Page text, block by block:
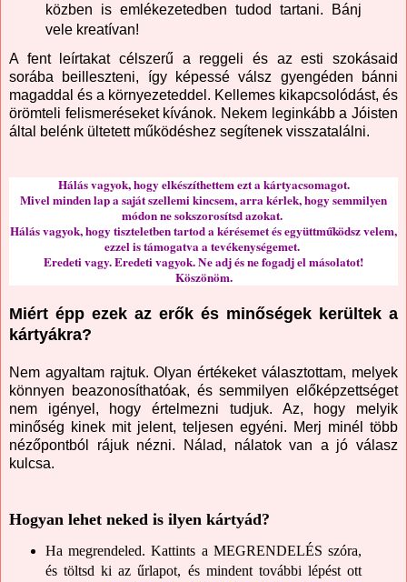
közben is emlékezetedben tudod tartani. Bánj
vele kreatívan!
A fent leírtakat célszerű a reggeli és az esti szokásaid
sorába beilleszteni, így képessé válsz gyengéden bánni
magaddal és a környezeteddel. Kellemes kikapcsolódást, és
örömteli felismeréseket kívánok. Nekem leginkább a Jóisten
által belénk ültetett működéshez segítenek visszatalálni.
Hálás vagyok, hogy elkészíthettem ezt a kártyacsomagot.
Mivel minden lap a saját szellemi kincsem, arra kérlek, hogy semmilyen
módon ne sokszorosítsd azokat.
Hálás vagyok, hogy tiszteletben tartod a kérésemet és együttműködsz velem,
ezzel is támogatva a tevékenységemet.
Eredeti vagy. Eredeti vagyok. Ne adj és ne fogadj el másolatot!
Köszönöm.
Miért épp ezek az erők és minőségek kerültek a
kártyákra?
Nem agyaltam rajtuk. Olyan értékeket választottam, melyek
könnyen beazonosíthatóak, és semmilyen előképzettséget
nem igényel, hogy értelmezni tudjuk. Az, hogy melyik
minőség kinek mit jelent, teljesen egyéni. Merj minél több
nézőpontból rájuk nézni. Nálad, nálatok van a jó válasz
kulcsa.
Hogyan lehet neked is ilyen kártyád?
Ha megrendeled. Kattints a MEGRENDELÉS szóra,
és töltsd ki az űrlapot, és mindent további lépést ott